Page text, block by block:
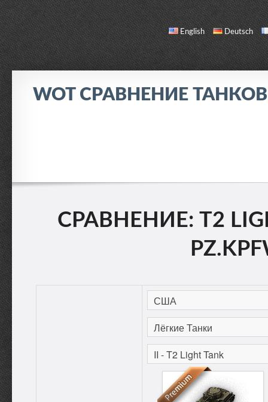
English Deutsch
WOT СРАВНЕНИЕ
О НАС / ОБРАТНАЯ СВЯЗЬ
СРАВНЕНИЕ: T2